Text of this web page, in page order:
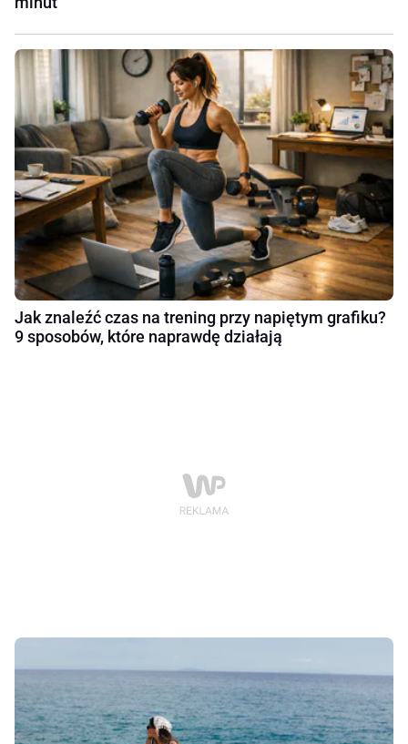
Jak znaleźć czas na trening przy napiętym grafiku?
9 sposobów, które naprawdę działają